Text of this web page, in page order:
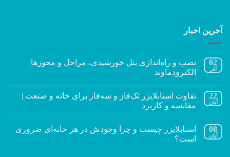
آخرین اخبار
02
آذر
نصب و راه‌اندازی پنل خورشیدی، مراحل و مجوزها|
الکترودماوند
22
آبان
تفاوت استابلایزر تک‌فاز و سه‌فاز برای خانه و صنعت |
مقایسه و کاربرد
08
آبان
استابلایزر چیست و چرا وجودش در هر خانه‌ای ضروری
است؟